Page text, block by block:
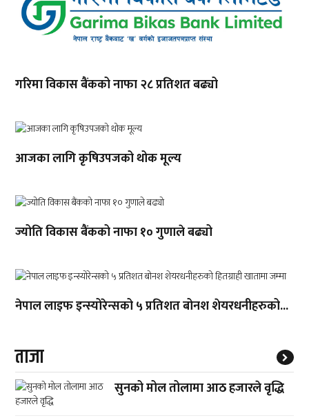
गरिमा विकास बैंकको नाफा २८ प्रतिशत बढ्यो
आजका लागि कृषिउपजको थोक मूल्य
ज्योति विकास बैंकको नाफा १० गुणाले बढ्यो
नेपाल लाइफ इन्स्योरेन्सको ५ प्रतिशत बोनश शेयरधनीहरुको...
ताजा
सुनको मोल तोलामा आठ हजारले वृद्धि